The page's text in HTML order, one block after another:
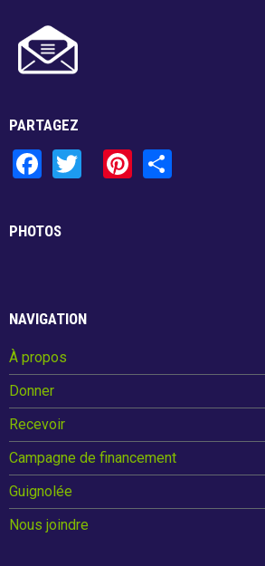
PARTAGEZ
F
ce
o
k
Pi
PHOTOS
NAVIGATION
À propos
Donner
Recevoir
Campagne de financement
Guignolée
Nous joindre